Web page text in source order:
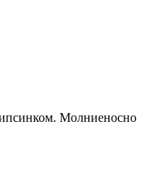
Молниеносно